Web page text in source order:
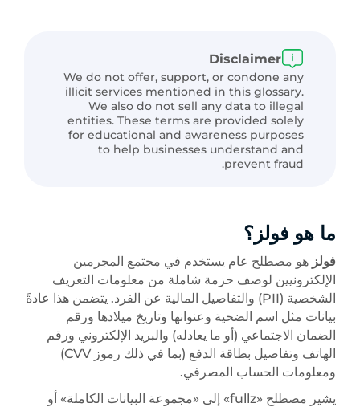
Disclaimer
We do not offer, support, or condone any
illicit services mentioned in this glossary.
We also do not sell any data to illegal
entities. These terms are provided solely
for educational and awareness purposes
to help businesses understand and
prevent fraud.
ما هو فولز؟
فولز هو مصطلح عام يستخدم في مجتمع المجرمين
الإلكترونيين لوصف حزمة شاملة من معلومات التعريف
الشخصية (PII) والتفاصيل المالية عن الفرد. يتضمن هذا عادةً
بيانات مثل اسم الضحية وعنوانها وتاريخ ميلادها ورقم
الضمان الاجتماعي (أو ما يعادله) والبريد الإلكتروني ورقم
الهاتف وتفاصيل بطاقة الدفع (بما في ذلك رموز CVV)
ومعلومات الحساب المصرفي.
يشير مصطلح «fullz» إلى «مجموعة البيانات الكاملة» أو